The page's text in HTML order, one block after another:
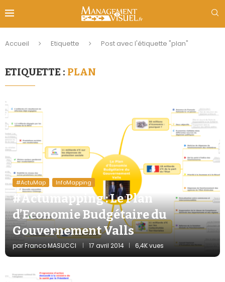
Accueil Etiquette Post avec l'étiquette "plan"
ETIQUETTE : PLAN
#ActuMap InfoMapping
#Actumapping : Le Plan
d’Economie Budgétaire du
Gouvernement Valls
parFranco MASUCCI 17 avril 2014 6,4K vues